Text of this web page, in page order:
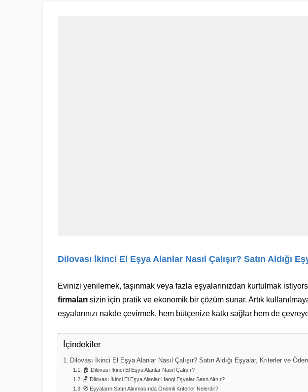
Dilovası İkinci El Eşya Alanlar Nasıl Çalışır? Satın Aldığı
Evinizi yenilemek, taşınmak veya fazla eşyalarınızdan kurtulmak
firmaları sizin için pratik ve ekonomik bir çözüm sunar. Artık
eşyalarınızı nakde çevirmek, hem bütçenize katkı sağlar hem de çevreye
İçindekiler
Dilovası İkinci El Eşya Alanlar Nasıl Çalışır? Satın Aldığı Eşyalar, Kriterler ve
🏠 Dilovası İkinci El Eşya Alanlar Nasıl Çalışır?
🪑 Dilovası İkinci El Eşya Alanlar Hangi Eşyalar Satın Alınır?
🧭 Eşyaların Satın Alınmasında Önemli Kriterler Nelerdir?